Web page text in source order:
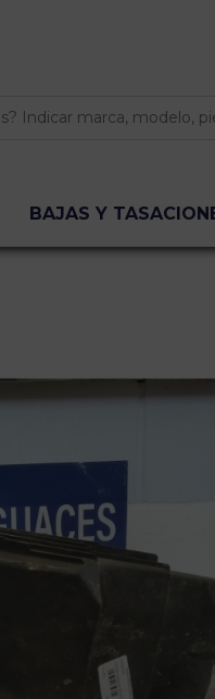
BAJAS Y